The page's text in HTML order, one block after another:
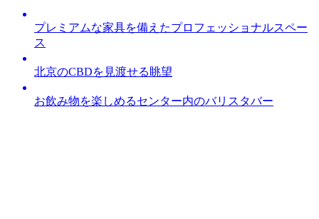
プレミアムな家具を備えたプロフェッショナルスペー
ス
北京のCBDを見渡せる眺望
お飲み物を楽しめるセンター内のバリスタバー